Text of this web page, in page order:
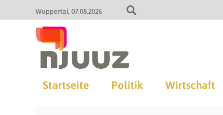
Wuppertal 07.08.2026
Startseite Politik Wirtschaft